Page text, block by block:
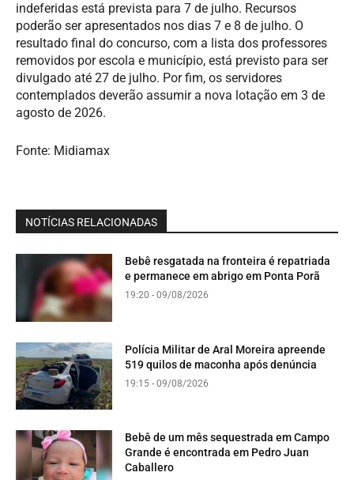
indeferidas está prevista para 7 de julho. Recursos
poderão ser apresentados nos dias 7 e 8 de julho. O
resultado final do concurso, com a lista dos professores
removidos por escola e município, está previsto para ser
divulgado até 27 de julho. Por fim, os servidores
contemplados deverão assumir a nova lotação em 3 de
agosto de 2026.
Fonte: Midiamax
NOTÍCIAS RELACIONADAS
Bebê resgatada na fronteira é repatriada
e permanece em abrigo em Ponta Porã
19:20 - 09/08/2026
Polícia Militar de Aral Moreira apreende
519 quilos de maconha após denúncia
19:15 - 09/08/2026
Bebê de um mês sequestrada em Campo
Grande é encontrada em Pedro Juan
Caballero